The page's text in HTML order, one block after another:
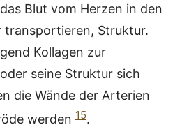
Blut vom Herzen in den
transportieren, Struktur.
Kollagen zur
seine Struktur sich
die Wände der Arterien
werden 15.